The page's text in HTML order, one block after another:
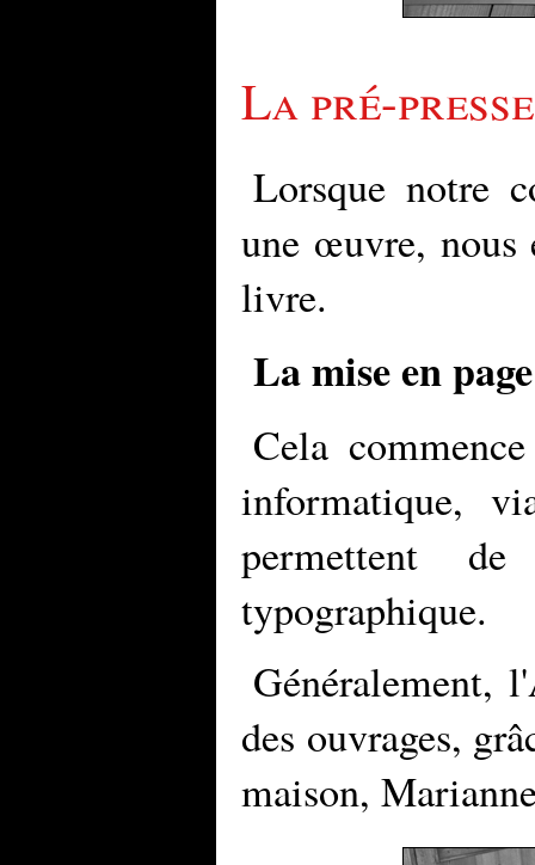
La pré-presse
Lorsque notre
une œuvre, nous
livre.
La mise en
Cela
informatique,
permettent
typographique.
Généralement,
des ouvrages,
maison,